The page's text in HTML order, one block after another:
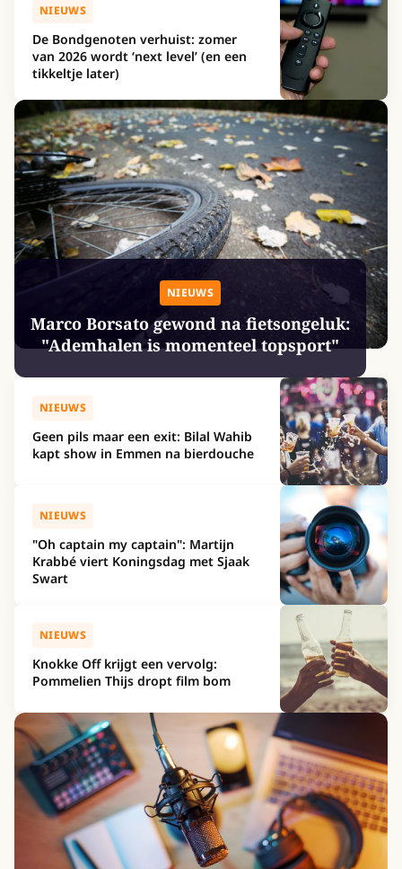
NIEUWS
De Bondgenoten verhuist: zomer
van 2026 wordt ‘next level’ (en een
tikkeltje later)
NIEUWS
Marco Borsato gewond na fietsongeluk:
"Ademhalen is momenteel topsport"
NIEUWS
Geen pils maar een exit: Bilal Wahib
kapt show in Emmen na bierdouche
NIEUWS
"Oh captain my captain": Martijn
Krabbé viert Koningsdag met Sjaak
Swart
NIEUWS
Knokke Off krijgt een vervolg:
Pommelien Thijs dropt film bom